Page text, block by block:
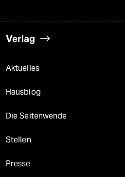
Verlag
Aktuelles
Hausblog
Die Seitenwende
Stellen
Presse